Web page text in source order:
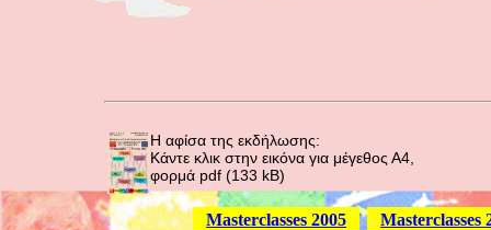
Η αφίσα της εκδήλωσης:
Κάντε κλικ στην εικόνα για μέγεθος Α4,
φορμά pdf (133 kB)
Masterclasses 2005
Masterclasses